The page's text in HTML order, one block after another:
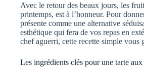
Avec le retour des beaux jours, les
printemps, est à l’honneur. Pour
présente comme une alternative
esthétique qui fera de vos repas en
chef aguerri, cette recette simple vous
Les ingrédients clés pour une tarte